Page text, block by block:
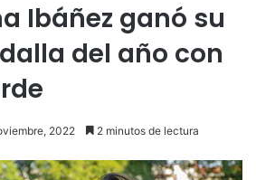
Ibáñez ganó su
del año con
2022 2 minutos de lectura